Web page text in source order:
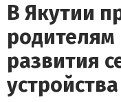
В Якутии
развития